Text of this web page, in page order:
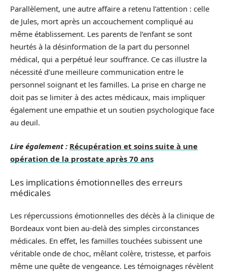
Parallèlement, une autre affaire a retenu l’attention : celle
de Jules, mort après un accouchement compliqué au
même établissement. Les parents de l’enfant se sont
heurtés à la désinformation de la part du personnel
médical, qui a perpétué leur souffrance. Ce cas illustre la
nécessité d’une meilleure communication entre le
personnel soignant et les familles. La prise en charge ne
doit pas se limiter à des actes médicaux, mais impliquer
également une empathie et un soutien psychologique face
au deuil.
Lire également : Récupération et soins suite à une
opération de la prostate après 70 ans
Les implications émotionnelles des erreurs
médicales
Les répercussions émotionnelles des décès à la clinique de
Bordeaux vont bien au-delà des simples circonstances
médicales. En effet, les familles touchées subissent une
véritable onde de choc, mêlant colère, tristesse, et parfois
même une quête de vengeance. Les témoignages révèlent